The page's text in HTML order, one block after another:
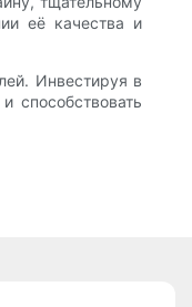
её качества и
Инвестируя в
способствовать